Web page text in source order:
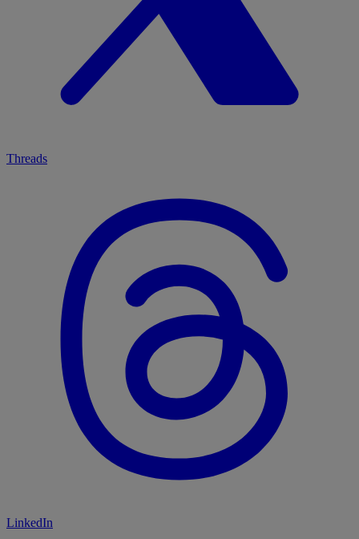
Threads
LinkedIn